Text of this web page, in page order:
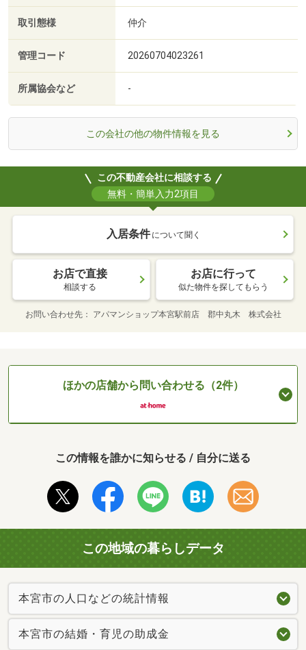
取引態様 仲介
管理コード 20260704023261
所属協会など -
この会社の他の物件情報を見る
この不動産会社に相談する
無料・簡単入力2項目
入居条件 について聞く
お店で直接
相談する
お店に行って
似た物件を探してもらう
お問い合わせ先 アパマンショップ本宮駅前店 郡中丸木 株式会社
ほかの店舗から問い合わせる（2件）
この情報を誰かに知らせる / 自分に送る
この地域の暮らしデータ
本宮市の人口などの統計情報
本宮市の結婚・育児の助成金